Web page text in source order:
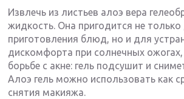
Извлечь из листьев алоэ вера
жидкость. Она пригодится не только
приготовления блюд, но и для
дискомфорта при солнечных ожогах,
борьбе с акне: гель подсушит и
Алоэ гель можно использовать как
снятия макияжа.